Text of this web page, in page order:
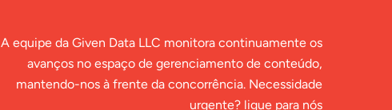
A equipe da Given Data LLC monitora continuamente os
avanços no espaço de gerenciamento de conteúdo,
mantendo-nos à frente da concorrência. Necessidade
urgente? ligue para nós